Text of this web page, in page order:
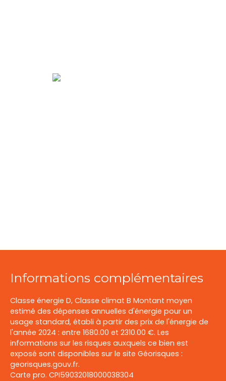
Informations complémentaires
Classe énergie D, Classe climat B Montant moyen
estimé des dépenses annuelles d'énergie pour un
usage standard, établi à partir des prix de l'énergie de
l'année 2024 : entre 1680.00 et 2310.00 €. Les
informations sur les risques auxquels ce bien est
exposé sont disponibles sur le site Géorisques :
georisques.gouv.fr.
Carte pro. CPI59032018000038304